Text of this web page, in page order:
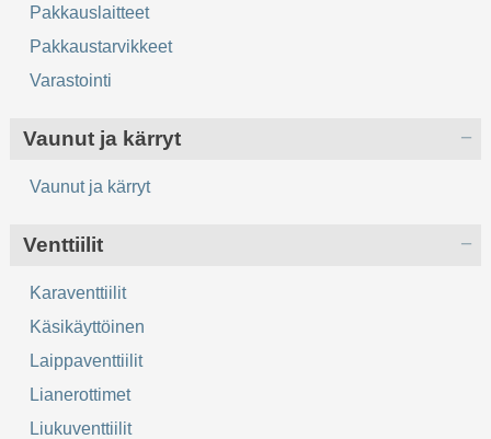
Pakkauslaitteet
Pakkaustarvikkeet
Varastointi
Vaunut ja kärryt
Vaunut ja kärryt
Venttiilit
Karaventtiilit
Käsikäyttöinen
Laippaventtiilit
Lianerottimet
Liukuventtiilit